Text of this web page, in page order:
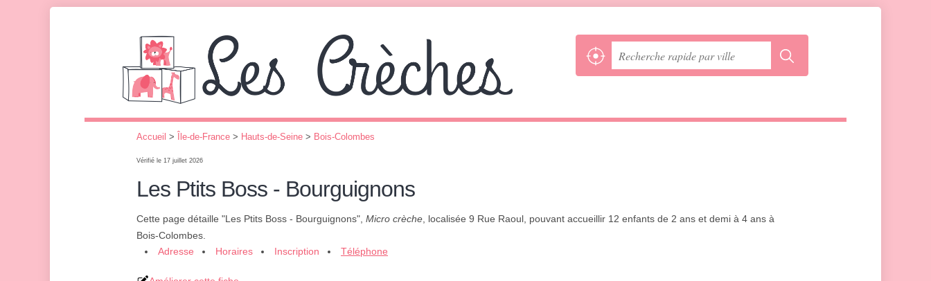
Accueil > Île-de-France > Hauts-de-Seine > Bois-Colombes
Vérifié le 17 juillet 2026
Les Ptits Boss - Bourguignons
Cette page détaille "Les Ptits Boss - Bourguignons", Micro crèche , localisée 9 Rue Raoul, pouvant accueillir 12 enfants de 2 ans et demi à 4 ans à
Bois-Colombes.
Adresse
Horaires Inscription Téléphone